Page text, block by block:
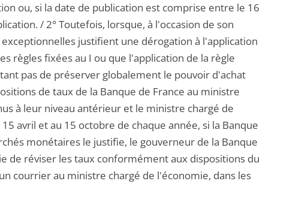
ou, si la date de publication est comprise entre le 16
/ 2° Toutefois, lorsque, à l'occasion de son
justifient une dérogation à l'application
règles fixées au I ou que l'application de la règle
pas de préserver globalement le pouvoir d'achat
de taux de la Banque de France au ministre
à leur niveau antérieur et le ministre chargé de
avril et au 15 octobre de chaque année, si la Banque
monétaires le justifie, le gouverneur de la Banque
de réviser les taux conformément aux dispositions du
courrier au ministre chargé de l'économie, dans les